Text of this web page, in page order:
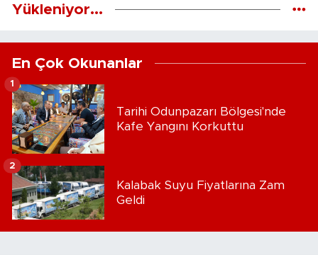
Yükleniyor...
En Çok Okunanlar
Tarihi Odunpazarı Bölgesi'nde
Kafe Yangını Korkuttu
1
Kalabak Suyu Fiyatlarına Zam
Geldi
2